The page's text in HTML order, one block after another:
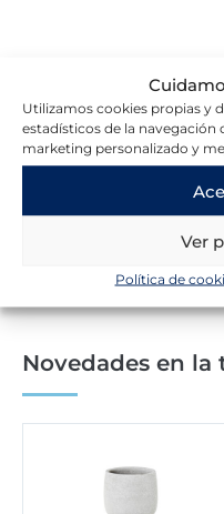
Utilizamos cookies propias y
estadísticos de la navegación
marketing personalizado y
Ver
Política de
Lo que dicen
Escribir una reseña
Novedades en la